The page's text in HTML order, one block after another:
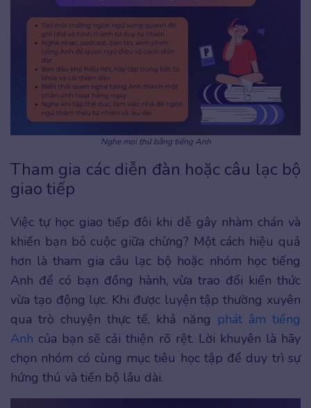
Nghe mọi thứ bằng tiếng Anh
Tham gia các diễn đàn hoặc câu lạc bộ
giao tiếp
Việc tự học giao tiếp đôi khi dễ gây nhàm chán và
khiến bạn bỏ cuộc giữa chừng? Một cách hiệu quả
hơn là tham gia câu lạc bộ hoặc nhóm học tiếng
Anh để có bạn đồng hành, vừa trao đổi kiến thức
vừa tạo động lực. Khi được luyện tập thường xuyên
qua trò chuyện thực tế, khả năng phát âm tiếng
Anh của bạn sẽ cải thiện rõ rệt. Lời khuyên là hãy
chọn nhóm có cùng mục tiêu học tập để duy trì sự
hứng thú và tiến bộ lâu dài.